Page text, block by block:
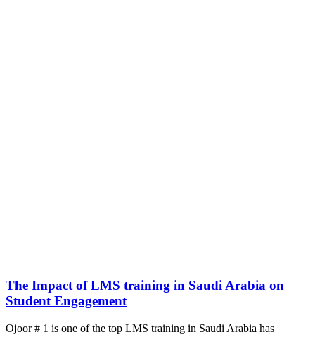
The Impact of LMS training in Saudi Arabia on
Student Engagement
Ojoor # 1 is one of the top LMS training in Saudi Arabia has